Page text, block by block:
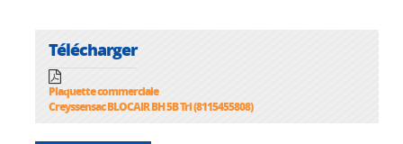
Télécharger
Plaquette commerciale
Creyssensac BLOCAIR BH 5B Tri (8115455808)